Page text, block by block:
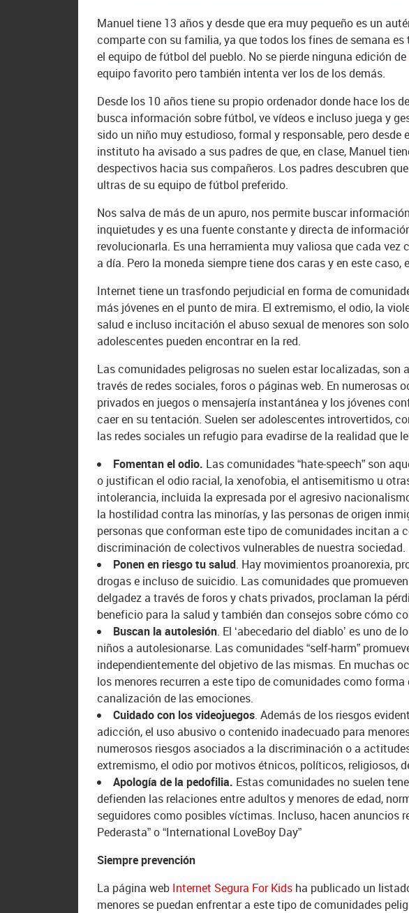
Manuel tiene 13 años y desde que era muy pequeño es un
comparte con su familia, ya que todos los fines de semana
el equipo de fútbol del pueblo. No se pierde ninguna edición de
equipo favorito pero también intenta ver los de los demás.
Desde los 10 años tiene su propio ordenador donde hace los
busca información sobre fútbol, ve vídeos e incluso juega y
sido un niño muy estudioso, formal y responsable, pero
instituto ha avisado a sus padres de que, en clase, Manuel
despectivos hacia sus compañeros. Los padres descubren
ultras de su equipo de fútbol preferido.
Nos salva de más de un apuro, nos permite buscar
inquietudes y es una fuente constante y directa de
revolucionarla. Es una herramienta muy valiosa que cada
a día. Pero la moneda siempre tiene dos caras y en este
Internet tiene un trasfondo perjudicial en forma de
más jóvenes en el punto de mira. El extremismo, el odio, la
salud e incluso incitación el abuso sexual de menores son
adolescentes pueden encontrar en la red.
Las comunidades peligrosas no suelen estar localizadas, son
través de redes sociales, foros o páginas web. En numerosas
privados en juegos o mensajería instantánea y los jóvenes
caer en su tentación. Suelen ser adolescentes introvertidos,
las redes sociales un refugio para evadirse de la realidad que
Fomentan el odio. Las comunidades “hate-speech” son
o justifican el odio racial, la xenofobia, el antisemitismo u
intolerancia, incluida la expresada por el agresivo
la hostilidad contra las minorías, y las personas de origen
personas que conforman este tipo de comunidades incitan a
discriminación de colectivos vulnerables de nuestra sociedad.
Ponen en riesgo tu salud. Hay movimientos proanorexia,
drogas e incluso de suicidio. Las comunidades que
delgadez a través de foros y chats privados, proclaman la
beneficio para la salud y también dan consejos sobre cómo
Buscan la autolesión. El ‘abecedario del diablo’ es uno
niños a autolesionarse. Las comunidades “self-harm”
independientemente del objetivo de las mismas. En muchas
los menores recurren a este tipo de comunidades como
canalización de las emociones.
Cuidado con los videojuegos. Además de los riesgos
adicción, el uso abusivo o contenido inadecuado para
numerosos riesgos asociados a la discriminación o a
extremismo, el odio por motivos étnicos, políticos, religiosos,
Apología de la pedofilia. Estas comunidades no suelen
defienden las relaciones entre adultos y menores de edad,
seguidores como posibles víctimas. Incluso, hacen anuncios
Pederasta” o “International LoveBoy Day”
Siempre prevención
La página web Internet Segura For Kids ha publicado un
menores se puedan enfrentar a este tipo de comunidades